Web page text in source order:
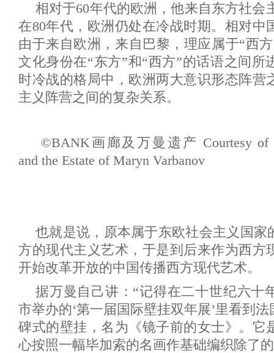
相对于60年代的欧洲，他来自东方社会
在80年代，欧洲仍处在冷战时期。相对中
由于来自欧洲，来自巴黎，理应属于“西
文化身份在“东方”和“西方”的话语之间所
时冷战的格局中，欧洲两大意识形态阵营
主义阵营之间的复杂关系。
©BANK画廊及万曼遗产 Courtesy of
and the Estate of Maryn Varbanov
也就是说，原本属于东欧社会主义国家
方的现代主义艺术，于是到后来作为西方
开始改革开放的中国传播西方现代艺术。
据万曼自己讲：“记得在二十世纪六十
市举办的‘第一届国际壁挂双年展’里看到
碑式的壁挂，名为《镜子前的女士》。它
心按照一幅毕加索的名画作基础编织除了